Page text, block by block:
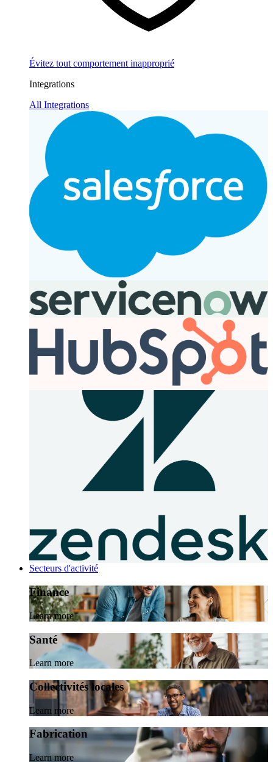
Évitez tout comportement inapproprié
Integrations
All Integrations
Secteurs d'activité
Finance
Learn more
Santé
Learn more
Collectivités locales
Learn more
Fabrication
Learn more